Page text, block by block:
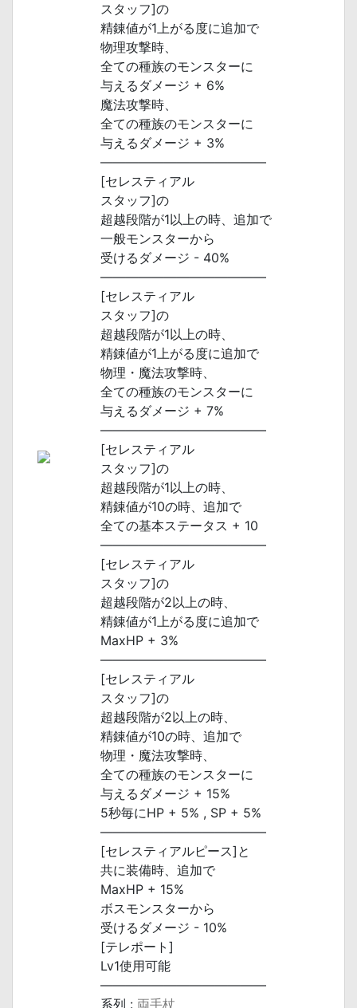
スタッフ]の
精錬値が1上がる度に追加で
物理攻撃時、
全ての種族のモンスターに
与えるダメージ + 6%
魔法攻撃時、
全ての種族のモンスターに
与えるダメージ + 3%
―――――――――――――
[セレスティアル
スタッフ]の
超越段階が1以上の時、追加で
一般モンスターから
受けるダメージ - 40%
―――――――――――――
[セレスティアル
スタッフ]の
超越段階が1以上の時、
精錬値が1上がる度に追加で
物理・魔法攻撃時、
全ての種族のモンスターに
与えるダメージ + 7%
―――――――――――――
[セレスティアル
スタッフ]の
超越段階が1以上の時、
精錬値が10の時、追加で
全ての基本ステータス + 10
―――――――――――――
[セレスティアル
スタッフ]の
超越段階が2以上の時、
精錬値が1上がる度に追加で
MaxHP + 3%
―――――――――――――
[セレスティアル
スタッフ]の
超越段階が2以上の時、
精錬値が10の時、追加で
物理・魔法攻撃時、
全ての種族のモンスターに
与えるダメージ + 15%
5秒毎にHP + 5% , SP + 5%
―――――――――――――
[セレスティアルピース]と
共に装備時、追加で
MaxHP + 15%
ボスモンスターから
受けるダメージ - 10%
[テレポート]
Lv1使用可能
―――――――――――――
系列 : 両手杖